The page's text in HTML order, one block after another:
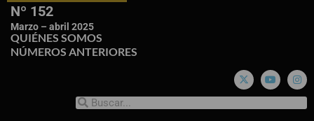
Nº 152
Marzo – abril 2025
QUIÉNES SOMOS
NÚMEROS ANTERIORES